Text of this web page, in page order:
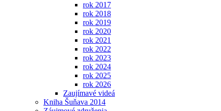
rok 2017
rok 2018
rok 2019
rok 2020
rok 2021
rok 2022
rok 2023
rok 2024
rok 2025
rok 2026
Zaujímavé videá
Kniha Šuňava 2014